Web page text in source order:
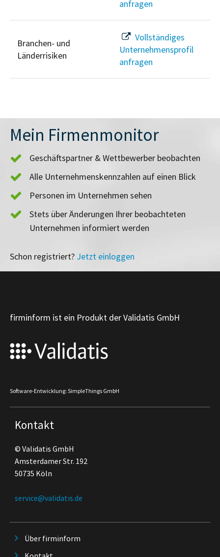
anfragen
Branchen- und
Länderrisiken
Vollständiges
Unternehmensprofil
anfragen
Mein Firmenmonitor
Geschäftspartner & Wettbewerber beobachten
Alle Unternehmenskennzahlen auf einen Blick
Personen im Unternehmen sehen
Stets über Änderungen Ihrer beobachteten
Unternehmen informiert werden
Schon registriert? Jetzt einloggen
firminform ist ein Produkt der Validatis GmbH
Software-Entwicklung: SimpleThings GmbH
Kontakt
© Validatis GmbH
Amsterdamer Str. 192
50735 Köln
service@validatis.de
Über firminform